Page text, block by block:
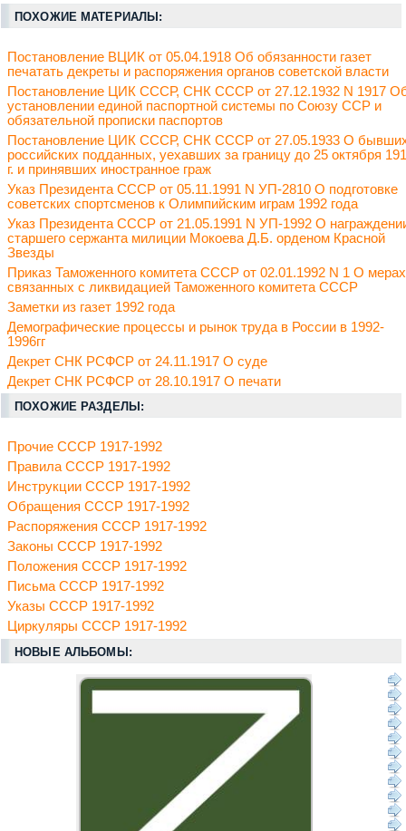
ПОХОЖИЕ МАТЕРИАЛЫ:
Постановление ВЦИК от 05.04.1918 Об обязанности газет
печатать декреты и распоряжения органов советской власти
Постановление ЦИК СССР, СНК СССР от 27.12.1932 N 1917
установлении единой паспортной системы по Союзу ССР и
обязательной прописки паспортов
Постановление ЦИК СССР, СНК СССР от 27.05.1933 О
российских подданных, уехавших за границу до 25 октября
г. и принявших иностранное граж
Указ Президента СССР от 05.11.1991 N УП-2810 О подготовке
советских спортсменов к Олимпийским играм 1992 года
Указ Президента СССР от 21.05.1991 N УП-1992 О
старшего сержанта милиции Мокоева Д.Б. орденом Красной
Звезды
Приказ Таможенного комитета СССР от 02.01.1992 N 1 О
связанных с ликвидацией Таможенного комитета СССР
Заметки из газет 1992 года
Демографические процессы и рынок труда в России в 1992-
1996гг
Декрет СНК РСФСР от 24.11.1917 О суде
Декрет СНК РСФСР от 28.10.1917 О печати
ПОХОЖИЕ РАЗДЕЛЫ:
Прочие СССР 1917-1992
Правила СССР 1917-1992
Инструкции СССР 1917-1992
Обращения СССР 1917-1992
Распоряжения СССР 1917-1992
Законы СССР 1917-1992
Положения СССР 1917-1992
Письма СССР 1917-1992
Указы СССР 1917-1992
Циркуляры СССР 1917-1992
НОВЫЕ АЛЬБОМЫ: